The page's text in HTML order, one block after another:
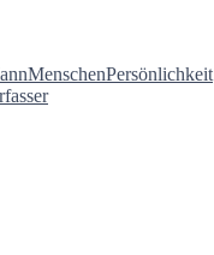
MenschenPersönlichkeit